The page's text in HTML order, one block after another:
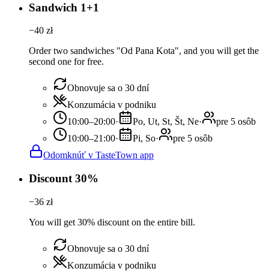
Sandwich 1+1
−40 zł
Order two sandwiches "Od Pana Kota", and you will get the
second one for free.
Obnovuje sa o 30 dní
Konzumácia v podniku
10:00–20:00· Po, Ut, St, Št, Ne·
pre 5 osôb
10:00–21:00· Pi, So·
pre 5 osôb
Odomknúť v TasteTown app
Discount 30%
−36 zł
You will get 30% discount on the entire bill.
Obnovuje sa o 30 dní
Konzumácia v podniku